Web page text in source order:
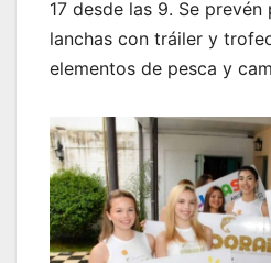
17 desde las 9. Se
lanchas con tráiler y
elementos de pesca y